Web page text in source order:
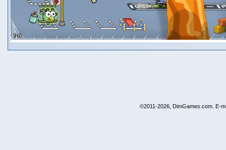
©2011-2026, DimGames.com. E-